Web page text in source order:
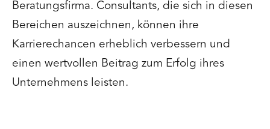
Beratungsfirma. Consultants, die sich in diesen
Bereichen auszeichnen, können ihre
Karrierechancen erheblich verbessern und
einen wertvollen Beitrag zum Erfolg ihres
Unternehmens leisten.